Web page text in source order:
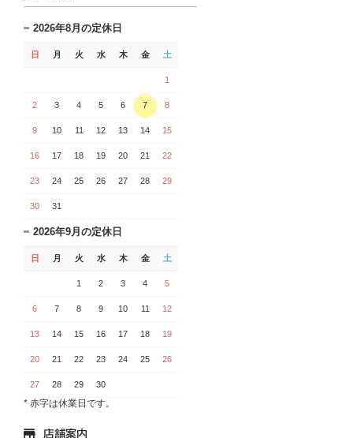
2026年8月の定休日
日 月 火 水 木 金 土
1
2 3 4 5 6 7 8
9 10 11 12 13 14 15
16 17 18 19 20 21 22
23 24 25 26 27 28 29
30 31
2026年9月の定休日
日 月 火 水 木 金 土
1 2 3 4 5
6 7 8 9 10 11 12
13 14 15 16 17 18 19
20 21 22 23 24 25 26
27 28 29 30
* 赤字は休業日です。